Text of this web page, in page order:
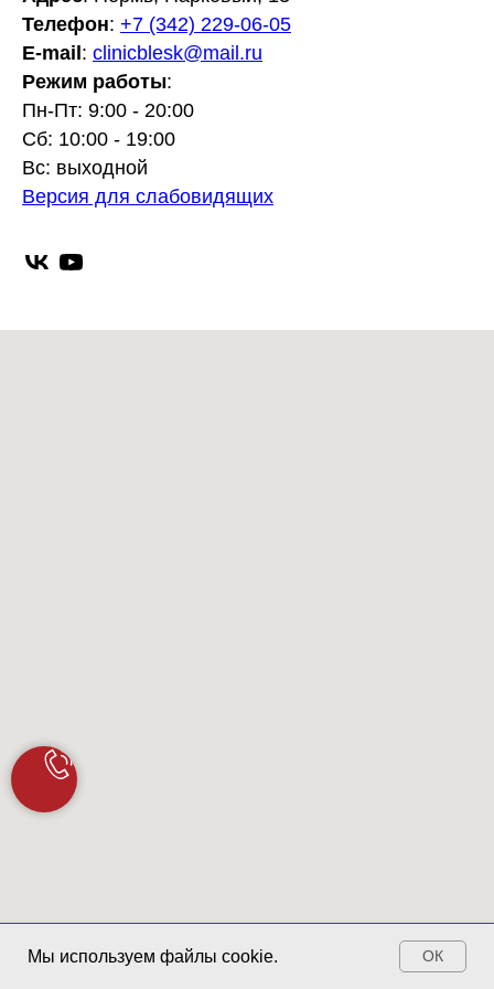
Телефон: +7 (342) 229-06-05
E-mail : clinicblesk@mail.ru
Режим работы:
Пн-Пт: 9:00 - 20:00
Сб: 10:00 - 19:00
Вс: выходной
Версия для слабовидящих
Мы используем файлы cookie. ОК
Запись ОНЛАЙН